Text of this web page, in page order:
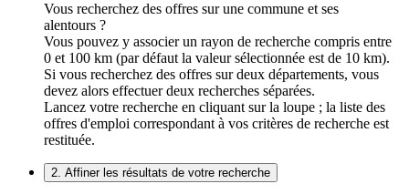
Vous recherchez des offres sur une commune et ses
alentours ?
Vous pouvez y associer un rayon de recherche compris entre
0 et 100 km (par défaut la valeur sélectionnée est de 10 km).
Si vous recherchez des offres sur deux départements, vous
devez alors effectuer deux recherches séparées.
Lancez votre recherche en cliquant sur la loupe ; la liste des
offres d'emploi correspondant à vos critères de recherche est
restituée.
2. Affiner les résultats de votre recherche